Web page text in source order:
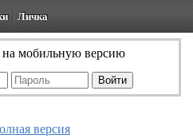
Личка
мобильную версию
версия